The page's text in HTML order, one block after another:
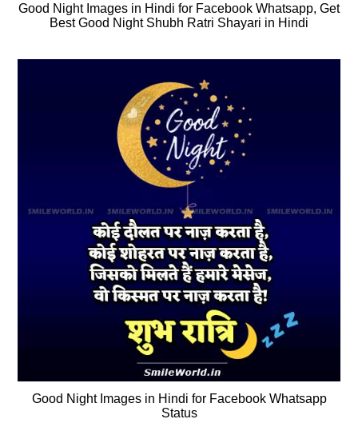
Good Night Images in Hindi for Facebook Whatsapp, Get
Best Good Night Shubh Ratri Shayari in Hindi
Good Night Images in Hindi for Facebook Whatsapp
Status